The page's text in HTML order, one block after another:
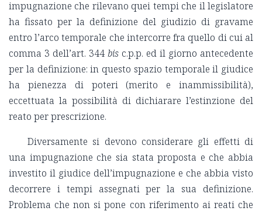
impugnazione che rilevano quei tempi che il legislatore
ha fissato per la definizione del giudizio di gravame
entro l’arco temporale che intercorre fra quello di cui al
comma 3 dell’art. 344 bis c.p.p. ed il giorno antecedente
per la definizione: in questo spazio temporale il giudice
ha pienezza di poteri (merito e inammissibilità),
eccettuata la possibilità di dichiarare l’estinzione del
reato per prescrizione.
Diversamente si devono considerare gli effetti di
una impugnazione che sia stata proposta e che abbia
investito il giudice dell’impugnazione e che abbia visto
decorrere i tempi assegnati per la sua definizione.
Problema che non si pone con riferimento ai reati che